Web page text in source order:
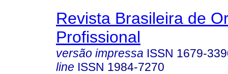
Revista Brasileira de
Profissional
versão impressa ISSN 1679-
line ISSN 1984-7270